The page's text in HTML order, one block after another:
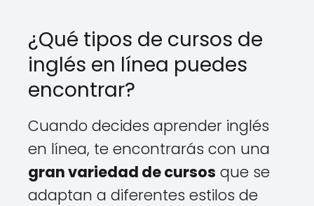
¿Qué tipos de cursos de
inglés en línea puedes
encontrar?
Cuando decides aprender inglés
en línea, te encontrarás con una
gran variedad de cursos que se
adaptan a diferentes estilos de